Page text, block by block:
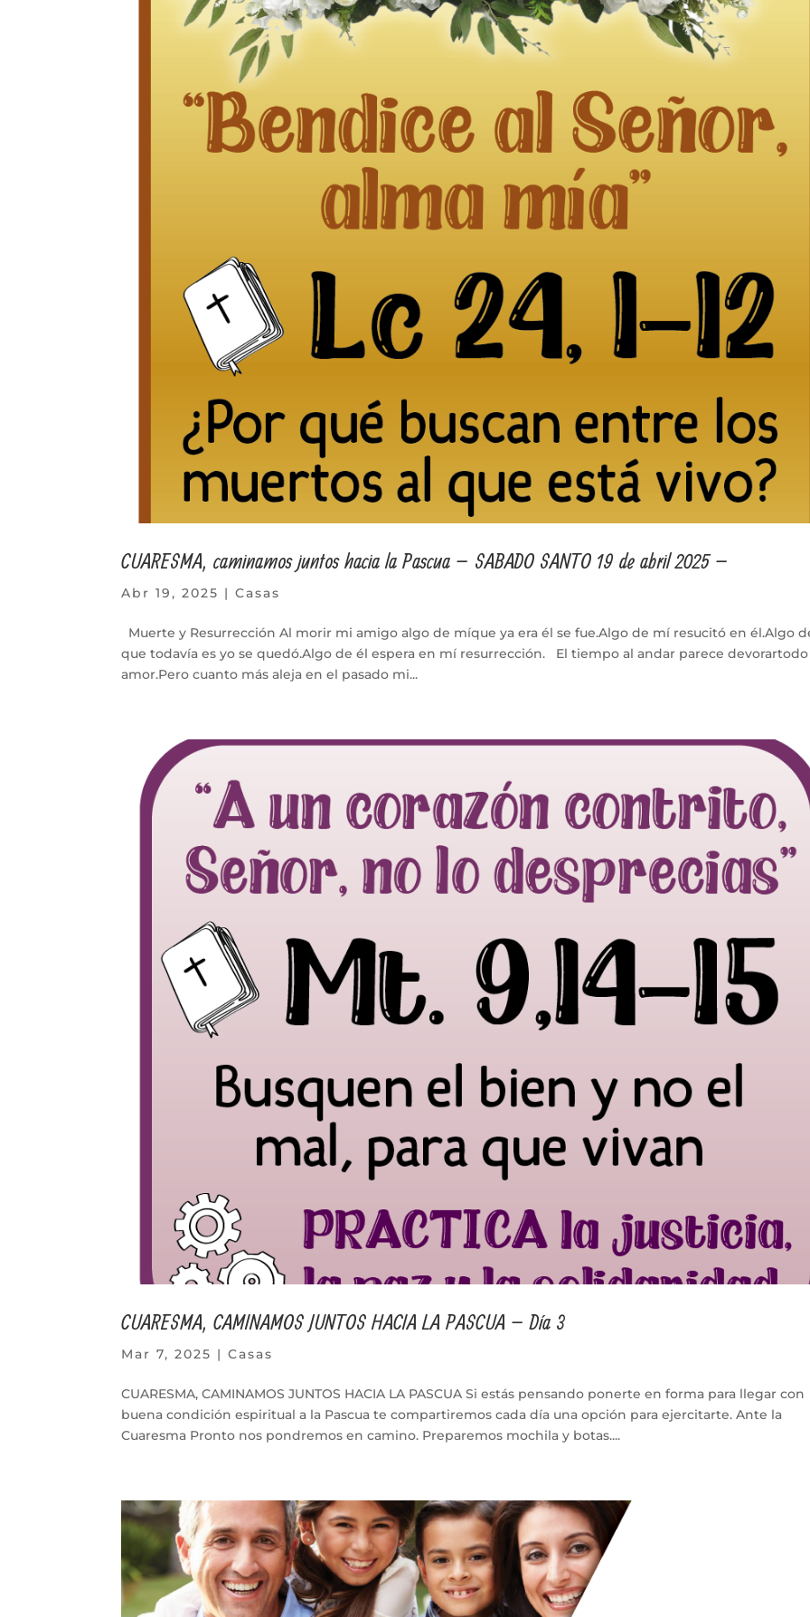
CUARESMA, caminamos juntos hacia la Pascua – SABADO SANTO 19 de abril 2025 –
Abr 19, 2025 |Casas
Muerte y Resurrección Al morir mi amigo algo de míque ya era él se fue.Algo de mí resucitó en él.Algo
que todavía es yo se quedó.Algo de él espera en mí resurrección. El tiempo al andar parece
amor.Pero cuanto más aleja en el pasado mi...
CUARESMA, CAMINAMOS JUNTOS HACIA LA PASCUA – Día 3
Mar 7, 2025 |Casas
CUARESMA, CAMINAMOS JUNTOS HACIA LA PASCUA Si estás pensando ponerte en forma para llegar con
buena condición espiritual a la Pascua te compartiremos cada día una opción para ejercitarte. Ante la
Cuaresma Pronto nos pondremos en camino. Preparemos mochila y botas....